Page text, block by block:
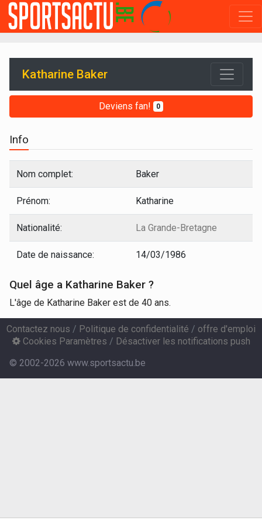
Katharine Baker
Deviens fan! 0
Info
Nom complet: Baker
Prénom: Katharine
Nationalité: La Grande-Bretagne
Date de naissance: 14/03/1986
Quel âge a Katharine Baker ?
L'âge de Katharine Baker est de 40 ans.
Contactez nous / Politique de confidentialité / offre d'emploi
Cookies Paramètres / Désactiver les notifications push
© 2002-2026 www.sportsactu.be